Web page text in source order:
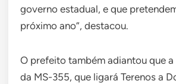
governo estadual, e que
próximo ano”, destacou.
O prefeito também adiantou que
da MS-355, que ligará Terenos a